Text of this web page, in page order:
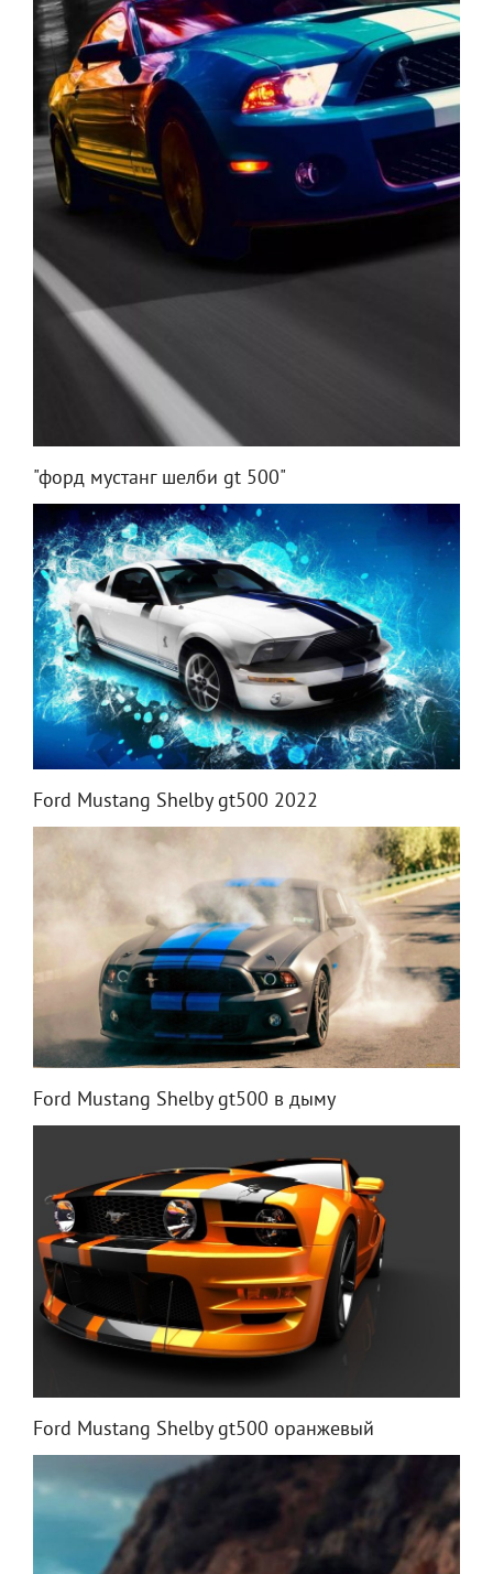
"форд мустанг шелби gt 500"
Ford Mustang Shelby gt500 2022
Ford Mustang Shelby gt500 в дыму
Ford Mustang Shelby gt500 оранжевый